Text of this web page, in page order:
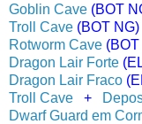
Goblin Cave (BOT
Troll Cave (BOT NG)
Rotworm Cave
Dragon Lair Forte
Dragon Lair Fraco
Troll Cave +
Dwarf Guard em